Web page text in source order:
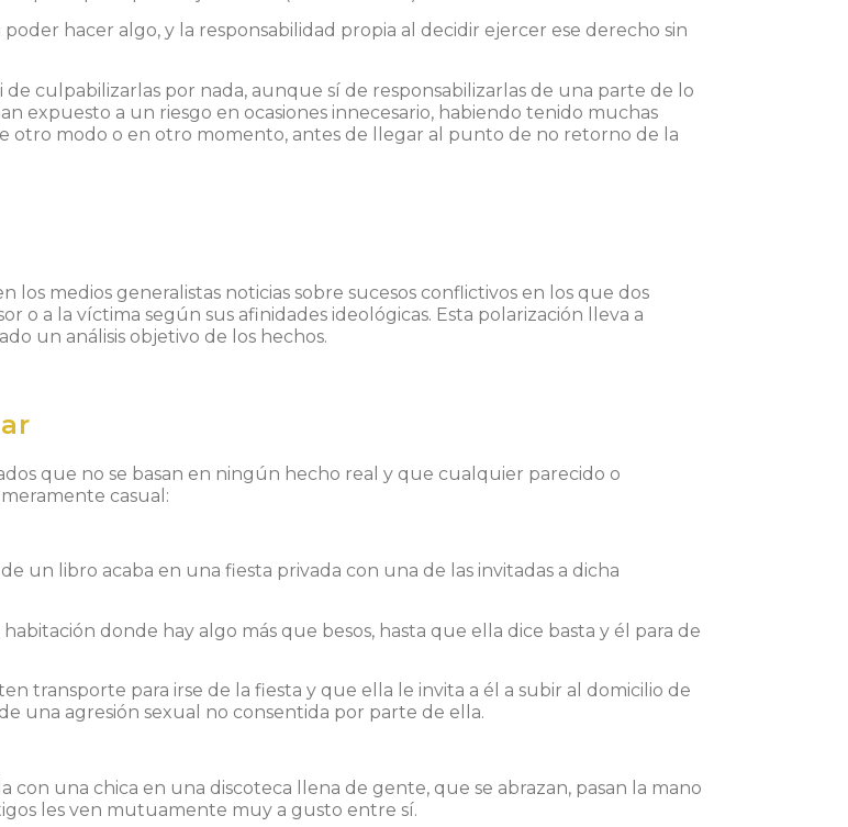
hacer algo, y la responsabilidad propia al decidir ejercer ese derecho sin
culpabilizarlas por nada, aunque sí de responsabilizarlas de una parte de lo
expuesto a un riesgo en ocasiones innecesario, habiendo tenido muchas
otro modo o en otro momento, antes de llegar al punto de no retorno de la
los medios generalistas noticias sobre sucesos conflictivos en los que dos
o a la víctima según sus afinidades ideológicas. Esta polarización lleva a
un análisis objetivo de los hechos.
que no se basan en ningún hecho real y que cualquier parecido o
casual:
un libro acaba en una fiesta privada con una de las invitadas a dicha
donde hay algo más que besos, hasta que ella dice basta y él para de
transporte para irse de la fiesta y que ella le invita a él a subir al domicilio de
una agresión sexual no consentida por parte de ella.
una chica en una discoteca llena de gente, que se abrazan, pasan la mano
les ven mutuamente muy a gusto entre sí.